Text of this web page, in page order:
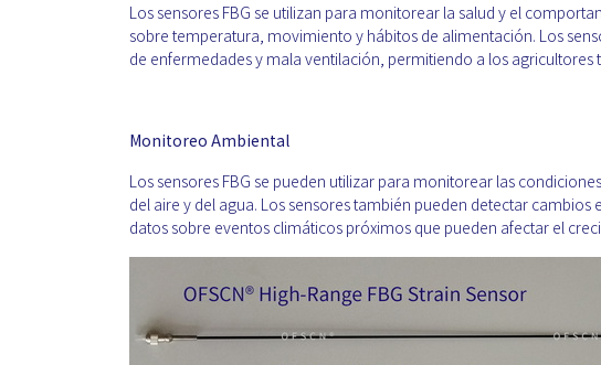
Los sensores FBG se utilizan para monitorear la salud y el
sobre temperatura, movimiento y hábitos de alimentación. Los
de enfermedades y mala ventilación, permitiendo a los
Monitoreo Ambiental
Los sensores FBG se pueden utilizar para monitorear las
del aire y del agua. Los sensores también pueden detectar
datos sobre eventos climáticos próximos que pueden afectar el